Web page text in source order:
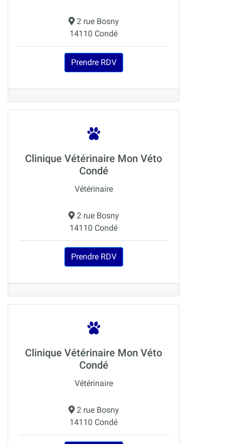
2 rue Bosny
14110 Condé
Prendre RDV
Clinique Vétérinaire Mon Véto
Condé
Vétérinaire
2 rue Bosny
14110 Condé
Prendre RDV
Clinique Vétérinaire Mon Véto
Condé
Vétérinaire
2 rue Bosny
14110 Condé